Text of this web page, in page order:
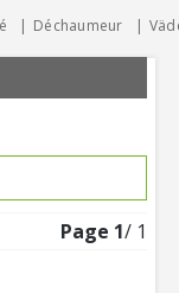
Déchaumeur
Page 1/ 1